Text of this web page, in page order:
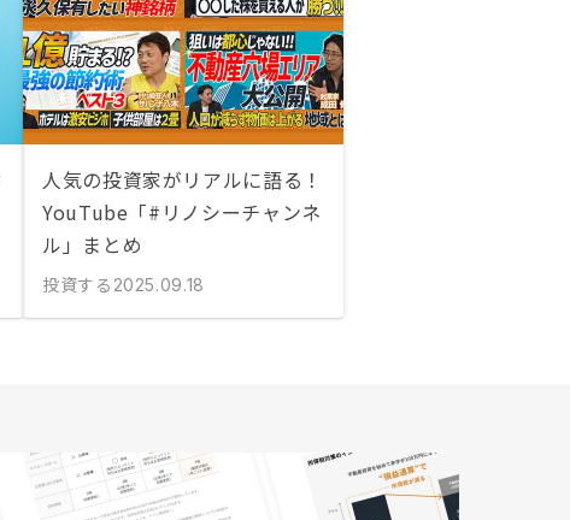
人気の投資家がリアルに語る！
YouTube「#リノシーチャンネ
ル」まとめ
投資する 2025.09.18